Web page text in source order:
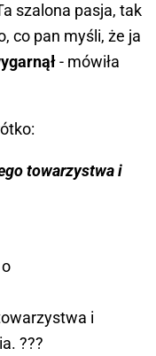
szalona pasja, tak
co pan myśli, że ja
- mówiła
towarzystwa i
o
i
???